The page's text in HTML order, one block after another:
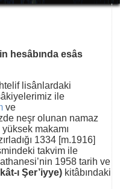
hesâbında esâs
lisânlardaki
ile
ve
neşr olunan namaz
makamı
1334 [m.1916]
takvim ile
1958 tarih ve
ı Şer’iyye) kitâbındaki